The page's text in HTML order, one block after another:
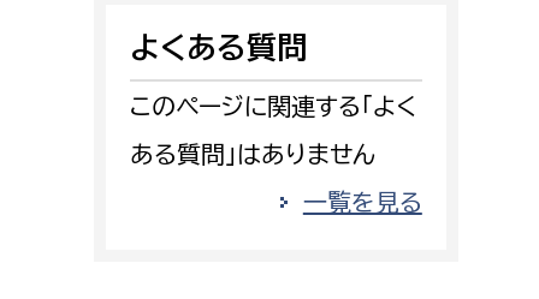
監査事務局
監査事務局
よくある質問
このページに関連する「よく
ある質問」はありません
一覧を見る